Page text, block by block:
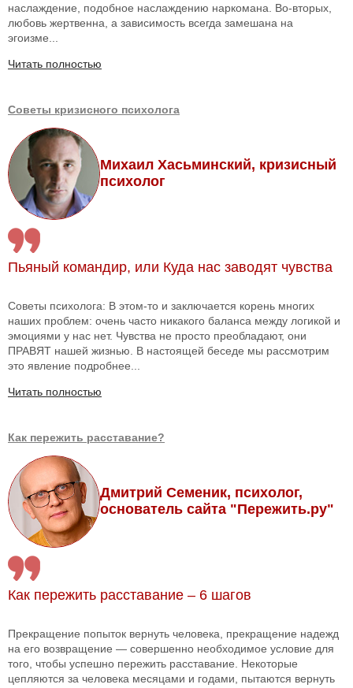
наслаждение, подобное наслаждению наркомана. Во-вторых,
любовь жертвенна, а зависимость всегда замешана на
эгоизме...
Читать полностью
Советы кризисного психолога
Михаил Хасьминский, кризисный
психолог
Пьяный командир, или Куда нас заводят чувства
Советы психолога: В этом-то и заключается корень многих
наших проблем: очень часто никакого баланса между логикой и
эмоциями у нас нет. Чувства не просто преобладают, они
ПРАВЯТ нашей жизнью. В настоящей беседе мы рассмотрим
это явление подробнее...
Читать полностью
Как пережить расставание?
Дмитрий Семеник, психолог,
основатель сайта "Пережить.ру"
Как пережить расставание – 6 шагов
Прекращение попыток вернуть человека, прекращение надежд
на его возвращение — совершенно необходимое условие для
того, чтобы успешно пережить расставание. Некоторые
цепляются за человека месяцами и годами, пытаются вернуть